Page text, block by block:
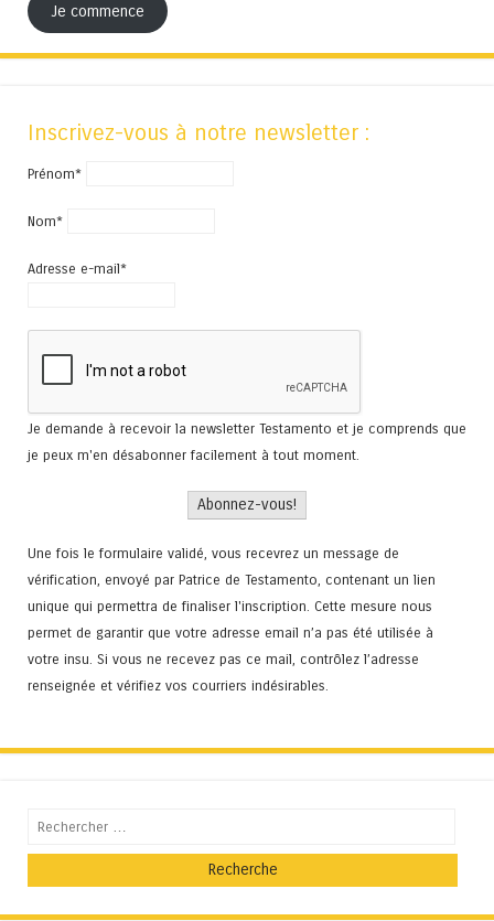
Je commence
Inscrivez-vous à notre newsletter :
Prénom*
Nom*
Adresse e-mail*
Je demande à recevoir la newsletter Testamento et je comprends que
je peux m'en désabonner facilement à tout moment.
Une fois le formulaire validé, vous recevrez un message de
vérification, envoyé par Patrice de Testamento, contenant un lien
unique qui permettra de finaliser l'inscription. Cette mesure nous
permet de garantir que votre adresse email n’a pas été utilisée à
votre insu. Si vous ne recevez pas ce mail, contrôlez l’adresse
renseignée et vérifiez vos courriers indésirables.
Recherche